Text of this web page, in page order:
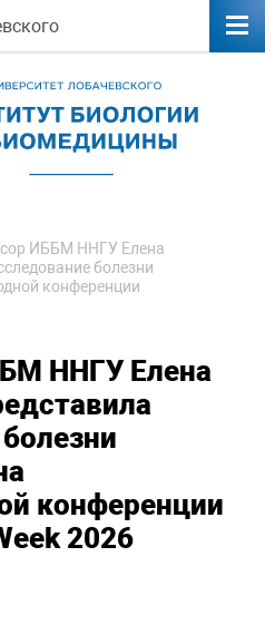
ИББМ ННГУ Елена
болезни
конференции
ННГУ Елена
конференции
2026